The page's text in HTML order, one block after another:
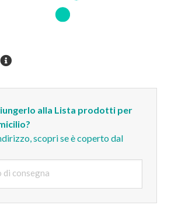
alla Lista prodotti per
scopri se è coperto dal